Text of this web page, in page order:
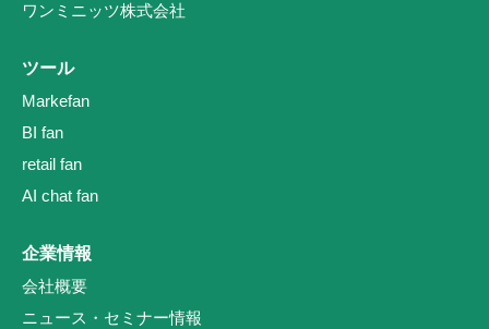
ワンミニッツ株式会社
ツール
Markefan
BI fan
retail fan
AI chat fan
企業情報
会社概要
ニュース・セミナー情報